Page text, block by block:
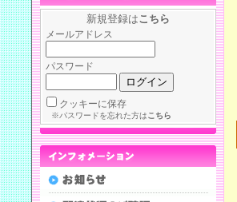
新規登録はこちら
メールアドレス
パスワード
クッキーに保存
※パスワードを忘れた方はこちら